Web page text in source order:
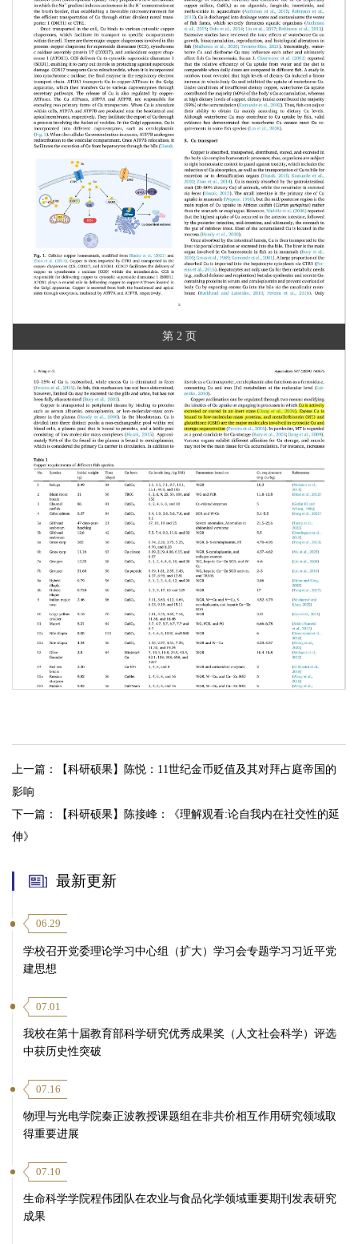
第 2 页
第 3 页
上一篇：
【科研硕果】陈悦：11世纪金币贬值及其对拜占庭帝国的
影响
下一篇：
【科研硕果】陈接峰：《理解观看:论自我内在社交性的延
伸》
最新更新
06.29
学校召开党委理论学习中心组（扩大）学习会专题学习习近平党
建思想
07.01
我校在第十届教育部科学研究优秀成果奖（人文社会科学）评选
中获历史性突破
07.16
物理与光电学院秦正波教授课题组在非共价相互作用研究领域取
得重要进展
07.10
生命科学学院程伟团队在农业与食品化学领域重要期刊发表研究
成果